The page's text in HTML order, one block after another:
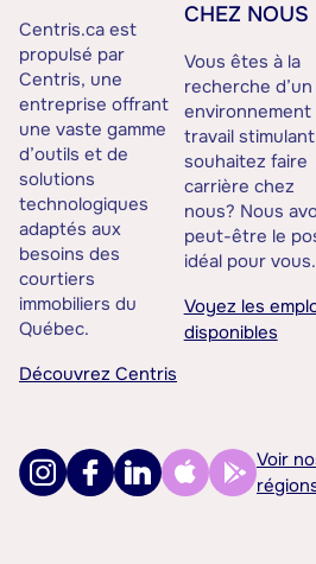
Centris.ca est
propulsé par
Centris, une
entreprise offrant
une vaste gamme
d’outils et de
solutions
technologiques
adaptés aux
besoins des
courtiers
immobiliers du
Québec.
Découvrez Centris
CHEZ NOUS
Vous êtes à la
recherche d’un
environnement
travail
souhaitez faire
carrière chez
nous? Nous
peut-être le
idéal pour vous.
Voyez les
disponibles
Voir